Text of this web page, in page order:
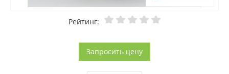
Рейтинг:
Запросить цену